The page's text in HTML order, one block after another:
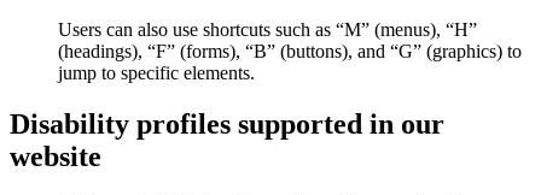
Users can also use shortcuts such as “M” (menus), “H”
(headings), “F” (forms), “B” (buttons), and “G” (graphics) to
jump to specific elements.
Disability profiles supported in our
website